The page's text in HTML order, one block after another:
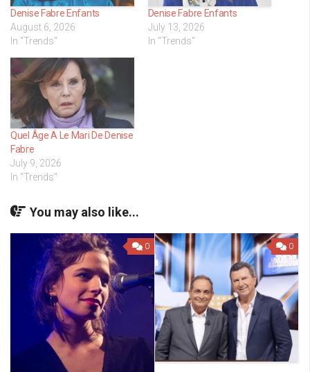
Denise Fabre Enfants
August 6, 2026
In "Trends"
Denise Fabre Enfants
July 13, 2026
In "Trends"
Quel Âge A Le Mari De Denise
Fabre
July 9, 2026
In "Trends"
You may also like...
0 0